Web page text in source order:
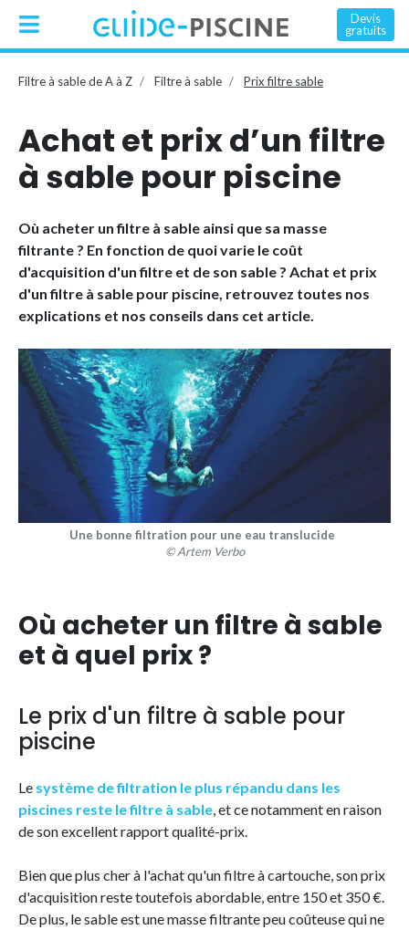
Devis
gratuits
Filtre à sable de A à Z Filtre à sable Prix filtre sable
Achat et prix d’un filtre
à sable pour piscine
Où acheter un filtre à sable ainsi que sa masse
filtrante ? En fonction de quoi varie le coût
d'acquisition d'un filtre et de son sable ? Achat et prix
d'un filtre à sable pour piscine, retrouvez toutes nos
explications et nos conseils dans cet article.
Une bonne filtration pour une eau translucide
© Artem Verbo
Où acheter un filtre à sable
et à quel prix ?
Le prix d'un filtre à sable pour
piscine
Le système de filtration le plus répandu dans les
piscines reste le filtre à sable , et ce notamment en raison
de son excellent rapport qualité-prix.
Bien que plus cher à l'achat qu'un filtre à cartouche, son prix
d'acquisition reste toutefois abordable, entre 150 et 350 €.
De plus, le sable est une masse filtrante peu coûteuse qui ne